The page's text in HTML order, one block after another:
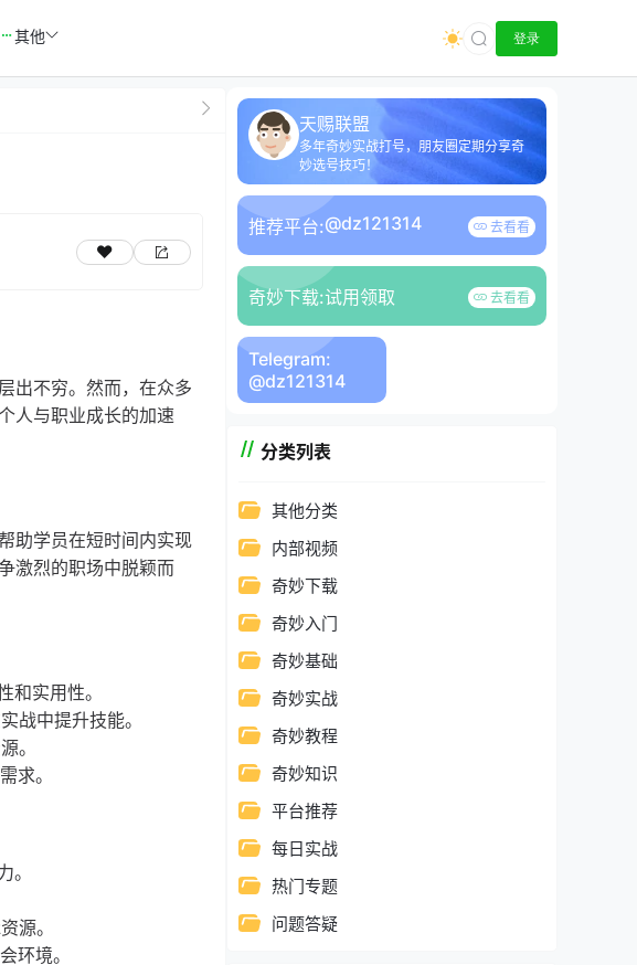
其他 登录
出不穷。然而，在众多
人与职业成长的加速
助学员在短时间内实现
激烈的职场中脱颖而
实用性。
战中提升技能。
。
求。
源。
环境。
天赐联盟
多年奇妙实战打号，朋友圈定期分享奇
妙选号技巧！
推荐平台:@dz121314 去看看
奇妙下载:试用领取 去看看
Telegram:
@dz121314
分类列表
其他分类
内部视频
奇妙下载
奇妙入门
奇妙基础
奇妙实战
奇妙教程
奇妙知识
平台推荐
每日实战
热门专题
问题答疑